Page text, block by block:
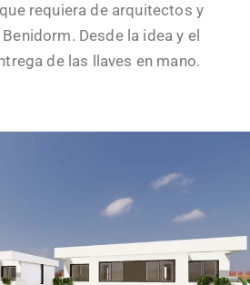
requiera de arquitectos y
Desde la idea y el
de las llaves en mano.